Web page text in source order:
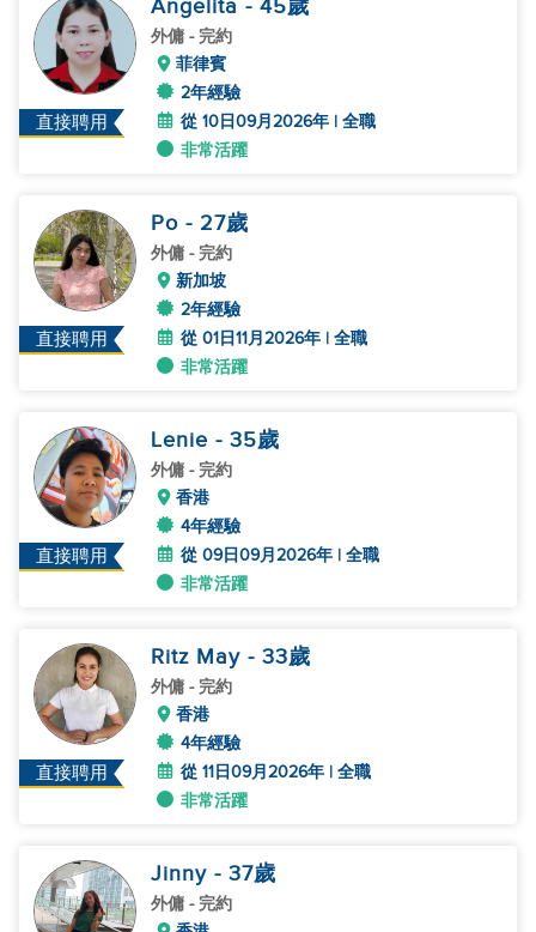
直接聘用
Angelita - 45歲
外傭 - 完約
菲律賓
2年經驗
從 10日09月2026年 | 全職
非常活躍
直接聘用
Po - 27歲
外傭 - 完約
新加坡
2年經驗
從 01日11月2026年 | 全職
非常活躍
直接聘用
Lenie - 35歲
外傭 - 完約
香港
4年經驗
從 09日09月2026年 | 全職
非常活躍
直接聘用
Ritz May - 33歲
外傭 - 完約
香港
4年經驗
從 11日09月2026年 | 全職
非常活躍
Jinny - 37歲
外傭 - 完約